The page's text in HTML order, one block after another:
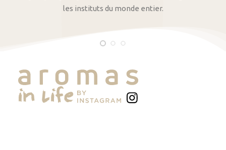
les instituts du monde entier.